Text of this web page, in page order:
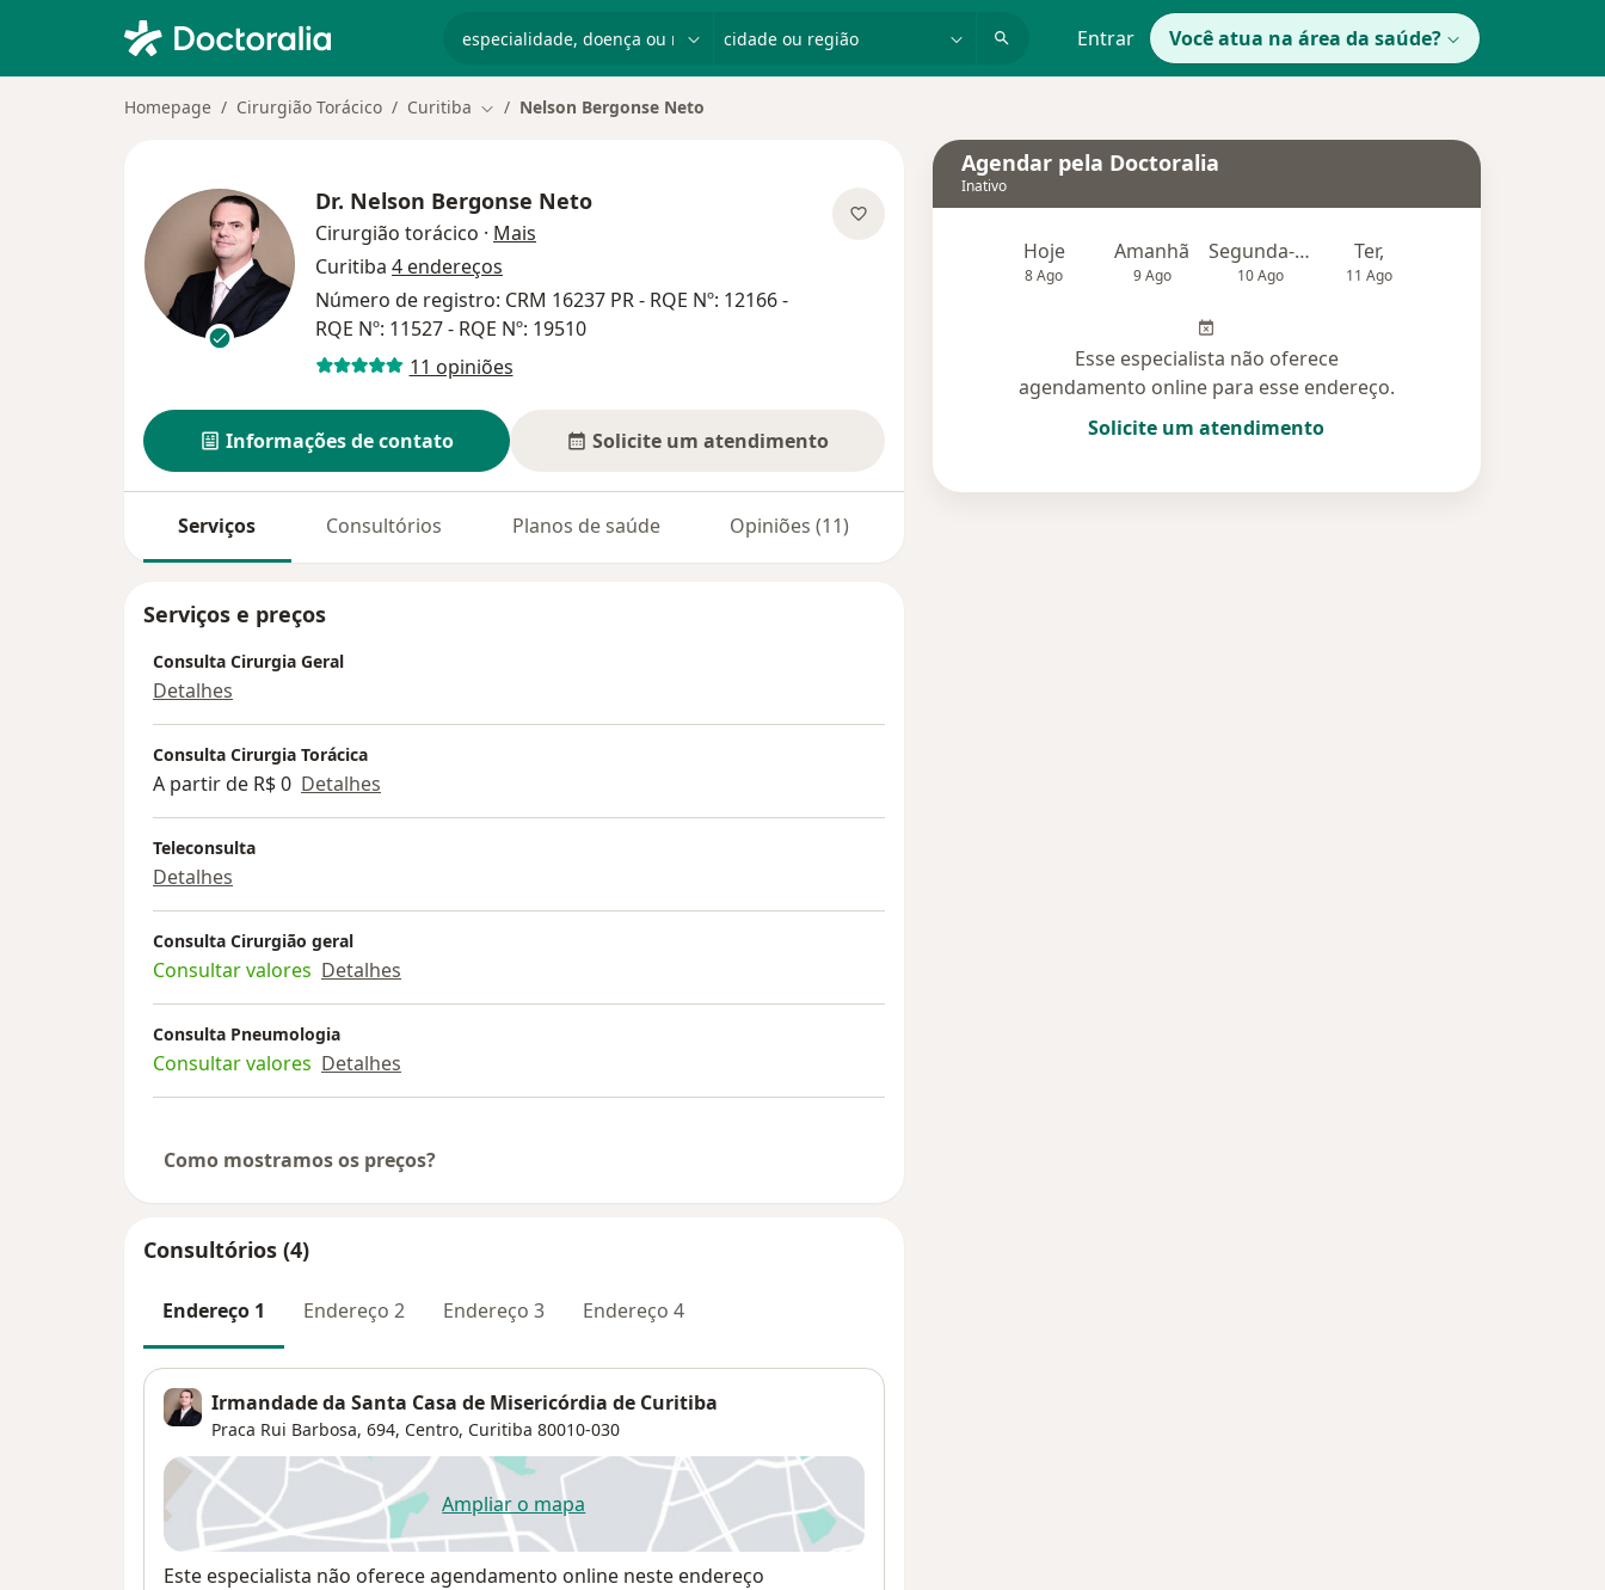
Entrar Você atua na área da saúde?
Homepage Cirurgião Torácico Curitiba Mudar de cidade
Nelson Bergonse Neto
Dr. Nelson Bergonse Neto
Cirurgião torácico · Mais
Curitiba 4 endereços
Número de registro: CRM 16237 PR - RQE Nº: 12166 -
RQE Nº: 11527 - RQE Nº: 19510
11 opiniões
Informações de contato Solicite um atendimento
Serviços Consultórios Planos de saúde Opiniões (11)
Serviços e preços
Consulta Cirurgia Geral
Detalhes
Consulta Cirurgia Torácica
A partir de R$ 0 Detalhes
Teleconsulta
Detalhes
Consulta Cirurgião geral
Consultar valores Detalhes
Consulta Pneumologia
Consultar valores Detalhes
Como mostramos os preços?
Consultórios (4)
Endereço 1 Endereço 2 Endereço 3 Endereço 4
Irmandade da Santa Casa de Misericórdia de Curitiba
Praca Rui Barbosa, 694, Centro, Curitiba 80010-030
Ampliar o mapaabre num novo separador
Disponibilidade
Este especialista não oferece agendamento online neste endereço
Agendar pela Doctoralia
Inativo
Hoje
8 Ago
Amanhã
9 Ago
Segunda-feira
10 Ago
Ter,
11 Ago
Esse especialista não oferece
agendamento online para esse endereço.
Solicite um atendimento